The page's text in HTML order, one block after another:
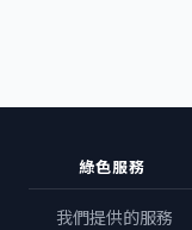
綠色服務
我們提供的服務